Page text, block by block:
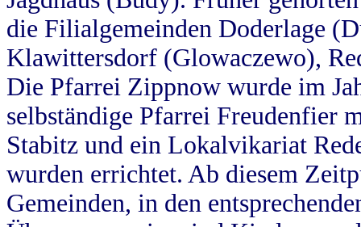
die Filialgemeinden Doderlage
Klawittersdorf (Glowaczewo),
Die Pfarrei Zippnow wurde im
selbständige Pfarrei Freudenfier
Stabitz und ein Lokalvikariat
wurden errichtet. Ab diesem
Gemeinden, in den